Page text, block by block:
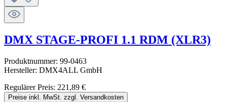
DMX STAGE-PROFI 1.1 RDM (XLR3)
Produktnummer: 99-0463
Hersteller: DMX4ALL GmbH
Regulärer Preis: 221,89 €
Preise inkl. MwSt. zzgl. Versandkosten